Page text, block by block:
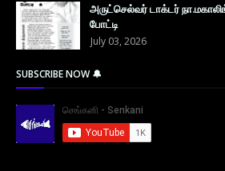
அருட்செல்வர் டாக்டர்
போட்டி
July 03, 2026
SUBSCRIBE NOW 🔔